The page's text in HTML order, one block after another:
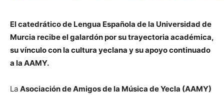
El catedrático de Lengua Española de la Universidad de
Murcia recibe el galardón por su trayectoria académica,
su vínculo con la cultura yeclana y su apoyo continuado
a la AAMY.
La Asociación de Amigos de la Música de Yecla (AAMY)